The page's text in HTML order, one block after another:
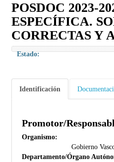
POSDOC 2023-
ESPECÍFICA.
CORRECTAS Y
Estado:
Identificación
Promotor/
Organismo:
Gobierno
Departamento/Órgano